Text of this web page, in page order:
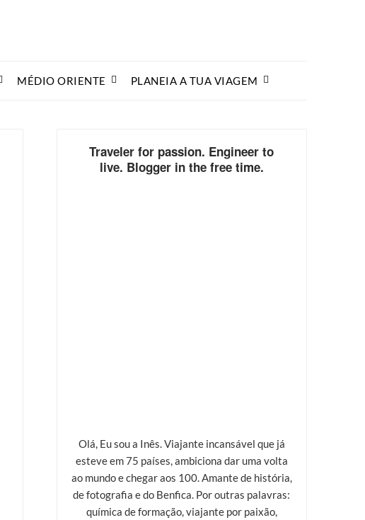
MÉDIO ORIENTE PLANEIA A TUA VIAGEM
Traveler for passion. Engineer to
live. Blogger in the free time.
Olá, Eu sou a Inês. Viajante incansável que já
esteve em 75 países, ambiciona dar uma volta
ao mundo e chegar aos 100. Amante de história,
de fotografia e do Benfica. Por outras palavras:
química de formação, viajante por paixão,